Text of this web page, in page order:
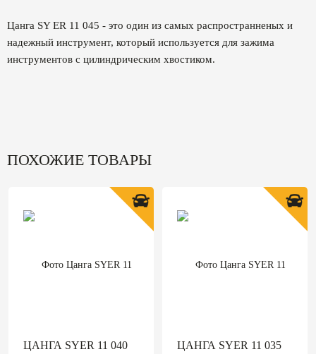
Цанга SY ER 11 045 - это один из самых распространненых и
надежный инструмент, который используется для зажима
инструментов с цилиндрическим хвостиком.
ПОХОЖИЕ ТОВАРЫ
ЦАНГА SYER 11 040 ЦАНГА SYER 11 035